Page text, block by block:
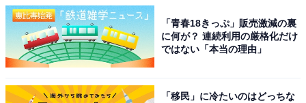
「青春18きっぷ」販売激減の裏
に何が？ 連続利用の厳格化だけ
ではない「本当の理由」
「移民」に冷たいのはどっちな